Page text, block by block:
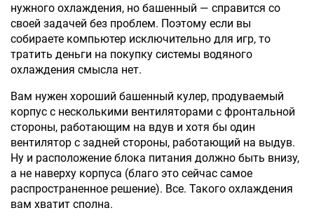
нужного охлаждения, но башенный — справится со
своей задачей без проблем. Поэтому если вы
собираете компьютер исключительно для игр, то
тратить деньги на покупку системы водяного
охлаждения смысла нет.
Вам нужен хороший башенный кулер, продуваемый
корпус с несколькими вентиляторами с фронтальной
стороны, работающим на вдув и хотя бы один
вентилятор с задней стороны, работающий на выдув.
Ну и расположение блока питания должно быть внизу,
а не наверху корпуса (благо это сейчас самое
распространенное решение). Все. Такого охлаждения
вам хватит сполна.